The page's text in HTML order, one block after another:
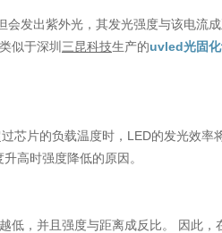
会发出紫外光，其发光强度与该电流
似于深圳 三昆科技生产的uvled光固
芯片的负载温度时，LED的发光效
高时强度降低的原因。
低，并且强度与距离成反比。 因此